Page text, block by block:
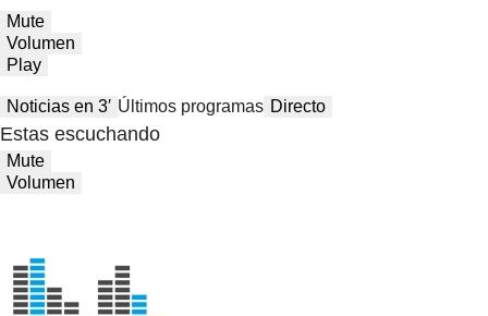
Mute
Volumen
Play
Noticias en 3′ Últimos programas Directo
Estas escuchando
Mute
Volumen